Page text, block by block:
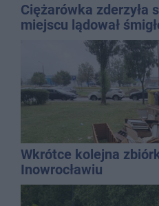
Ciężarówka zderzyła
miejscu lądował
Wkrótce kolejna
Inowrocławiu